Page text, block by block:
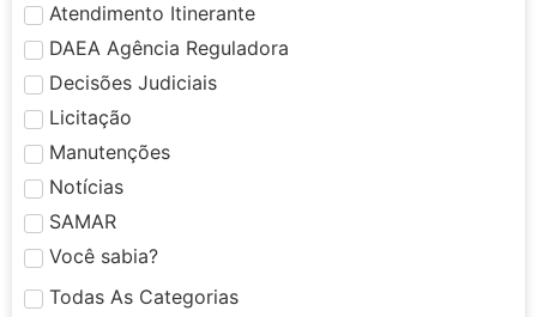
Atendimento Itinerante
DAEA Agência Reguladora
Decisões Judiciais
Licitação
Manutenções
Notícias
SAMAR
Você sabia?
Todas As Categorias